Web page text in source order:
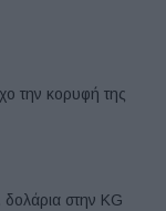
την κορυφή της
στην KG